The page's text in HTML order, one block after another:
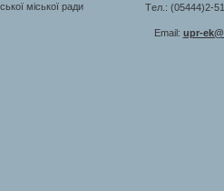
міської ради Tел.: (05444)2-
Email: upr-